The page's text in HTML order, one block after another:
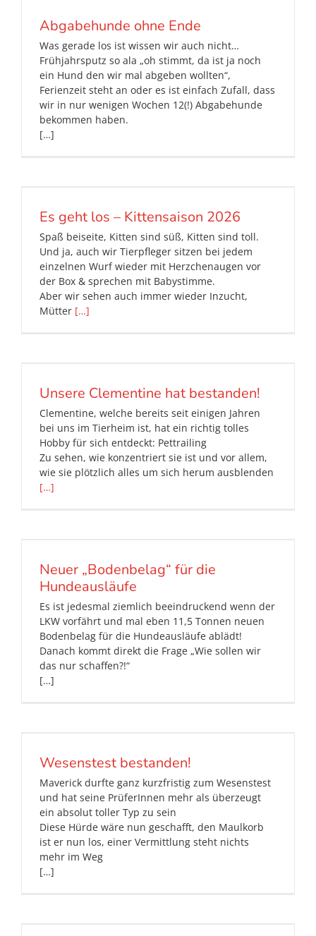
Abgabehunde ohne Ende
Was gerade los ist wissen wir auch nicht…
Frühjahrsputz so ala „oh stimmt, da ist ja noch
ein Hund den wir mal abgeben wollten“,
Ferienzeit steht an oder es ist einfach Zufall, dass
wir in nur wenigen Wochen 12(!) Abgabehunde
bekommen haben.
[…]
Es geht los – Kittensaison 2026
Spaß beiseite, Kitten sind süß, Kitten sind toll.
Und ja, auch wir Tierpfleger sitzen bei jedem
einzelnen Wurf wieder mit Herzchenaugen vor
der Box & sprechen mit Babystimme.
Aber wir sehen auch immer wieder Inzucht,
Mütter […]
Unsere Clementine hat bestanden!
Clementine, welche bereits seit einigen Jahren
bei uns im Tierheim ist, hat ein richtig tolles
Hobby für sich entdeckt: Pettrailing
Zu sehen, wie konzentriert sie ist und vor allem,
wie sie plötzlich alles um sich herum ausblenden
[…]
Neuer „Bodenbelag“ für die
Hundeausläufe
Es ist jedesmal ziemlich beeindruckend wenn der
LKW vorfährt und mal eben 11,5 Tonnen neuen
Bodenbelag für die Hundeausläufe ablädt!
Danach kommt direkt die Frage „Wie sollen wir
das nur schaffen?!“
[…]
Wesenstest bestanden!
Maverick durfte ganz kurzfristig zum Wesenstest
und hat seine PrüferInnen mehr als überzeugt
ein absolut toller Typ zu sein
Diese Hürde wäre nun geschafft, den Maulkorb
ist er nun los, einer Vermittlung steht nichts
mehr im Weg
[…]